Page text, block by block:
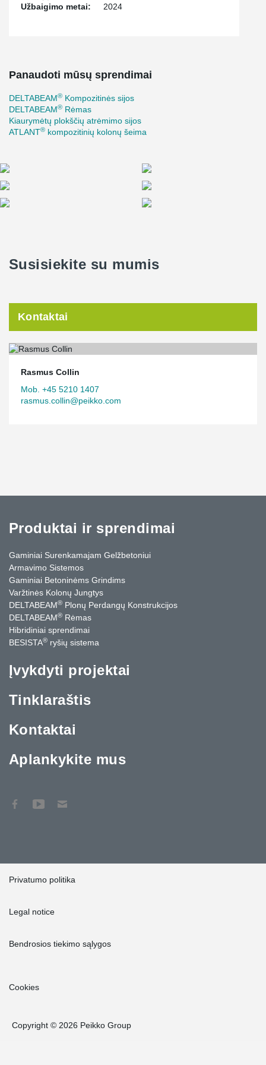
efficient installation, and a flexible structural solution adapted to
Užbaigimo metai:
2024
Panaudoti mūsų sprendimai
DELTABEAM® Kompozitinės sijos
DELTABEAM® Rėmas
Kiaurymėtų plokščių atrėmimo sijos
ATLANT® kompozitinių kolonų šeima
Susisiekite su mumis
Kontaktai
Rasmus Collin
Mob. +45 5210 1407
rasmus.collin@peikko.com
Produktai ir sprendimai
Gaminiai Surenkamajam Gelžbetoniui
Armavimo Sistemos
Gaminiai Betoninėms Grindims
Varžtinės Kolonų Jungtys
DELTABEAM® Plonų Perdangų Konstrukcijos
DELTABEAM® Rėmas
Hibridiniai sprendimai
BESISTA® ryšių sistema
Įvykdyti projektai
Tinklaraštis
Kontaktai
Aplankykite mus
Privatumo politika
Legal notice
Bendrosios tiekimo sąlygos
Cookies
Copyright © 2026 Peikko Group